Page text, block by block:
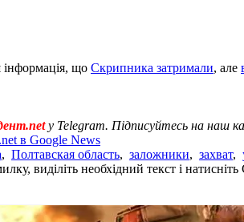
інформація, що Скрипника затримали, але
у Telegram. Підписуйтесь на наш
в Google News
, Полтавская область, заложники, захват,
виділіть необхідний текст і